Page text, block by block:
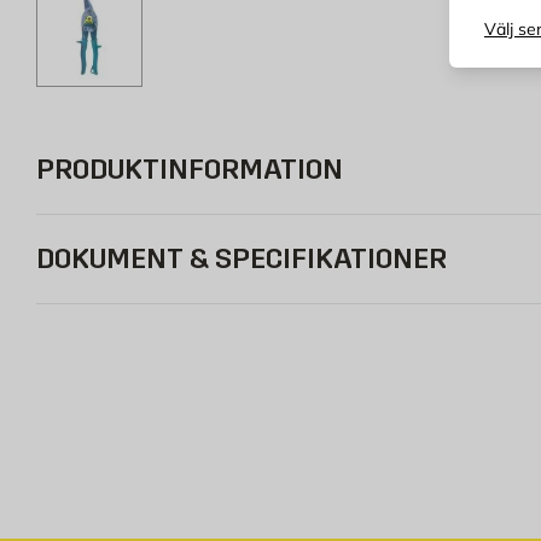
Välj
PRODUKTINFORMATION
DOKUMENT & SPECIFIKATIONER